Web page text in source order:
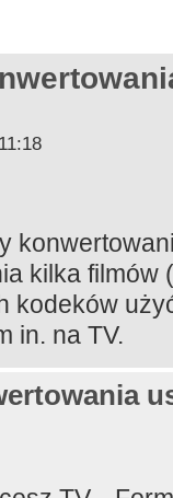
kilka filmów
kodeków
in. na TV.